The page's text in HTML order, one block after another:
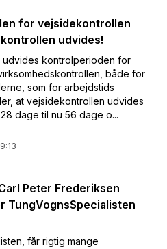
for vejsidekontrollen
udvides!
udvides kontrolperioden for
både for
som for arbejdstids
at vejsidekontrollen udvides
dage til nu 56 dage o...
9:13
Peter Frederiksen
TungVognsSpecialisten
får rigtig mange